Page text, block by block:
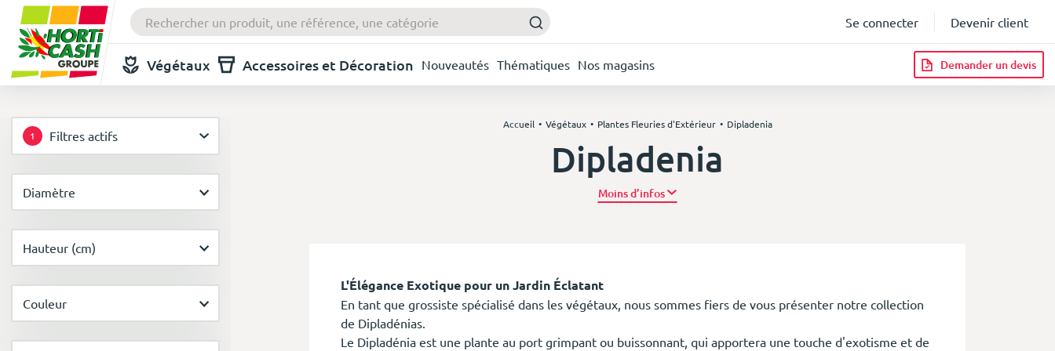
Se connecter Devenir client
Végétaux Accessoires et Décoration Nouveautés Thématiques Nos magasins Demander un devis
1 Filtres actifs
Diamètre
Hauteur (cm)
Couleur
Accueil Végétaux Plantes Fleuries d'Extérieur Dipladenia
Dipladenia
Plus d’infos
L'Élégance Exotique pour un Jardin Éclatant
En tant que grossiste spécialisé dans les végétaux, nous sommes fiers de vous présenter notre collection
de Dipladénias.
Le Dipladénia est une plante au port grimpant ou buissonnant, qui apportera une touche d'exotisme et de